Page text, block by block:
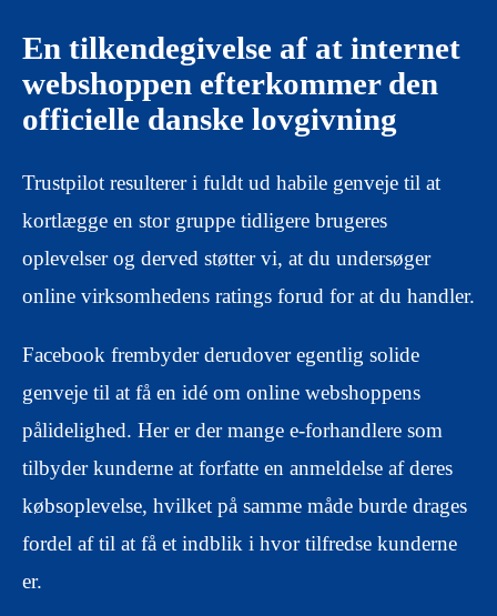
En tilkendegivelse af at internet
webshoppen efterkommer den
officielle danske lovgivning
Trustpilot resulterer i fuldt ud habile genveje til at
kortlægge en stor gruppe tidligere brugeres
oplevelser og derved støtter vi, at du undersøger
online virksomhedens ratings forud for at du handler.
Facebook frembyder derudover egentlig solide
genveje til at få en idé om online webshoppens
pålidelighed. Her er der mange e-forhandlere som
tilbyder kunderne at forfatte en anmeldelse af deres
købsoplevelse, hvilket på samme måde burde drages
fordel af til at få et indblik i hvor tilfredse kunderne
er.